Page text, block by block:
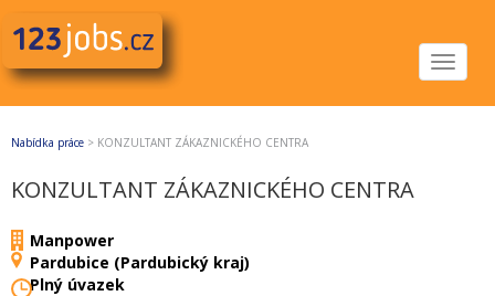
Toggle
Nabídka práce > KONZULTANT ZÁKAZNICKÉHO CENTRA
KONZULTANT ZÁKAZNICKÉHO CENTRA
Manpower
Pardubice (Pardubický kraj)
Plný úvazek